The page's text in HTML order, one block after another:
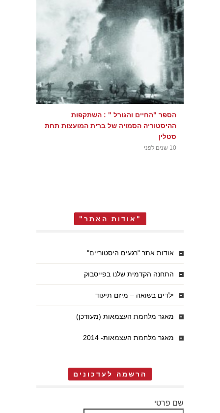
הספר "החיים והגורל " : השתקפות
ההיסטוריה הסמויה של ברית המועצות תחת
סטלין
10 שנים לפני
"אודות האתר"
אודות אתר "רגעים היסטוריים"
התחנה הקדמית שלנו בפייסבוק
ילדים בשואה – מיזם תיעוד
מאגר מלחמת העצמאות (מעודכן)
מאגר מלחמת העצמאות- 2014
הרשמה לעדכונים
שם פרטי